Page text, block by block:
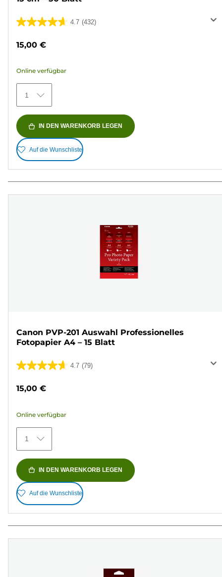
4.7 (432)
4.7
5
432
Bewertungen
15,00 €
Online verfügbar
1
IN DEN WARENKORB LEGEN
Auf die Wunschliste
Canon PVP-201 Auswahl Professionelles
Fotopapier A4 – 15 Blatt
4.7 (79)
4.7
79
Bewertungen
15,00 €
Online verfügbar
1
IN DEN WARENKORB LEGEN
Auf die Wunschliste